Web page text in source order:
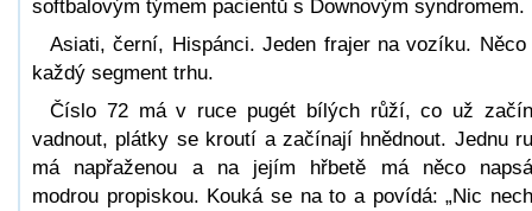
softbalovým týmem pacientů s Downovým syndromem.
Asiati, černí, Hispánci. Jeden frajer na vozíku. Něco
každý segment trhu.
Číslo 72 má v ruce pugét bílých růží, co už
vadnout, plátky se kroutí a začínají hnědnout. Jednu
má napřaženou a na jejím hřbetě má něco
modrou propiskou. Kouká se na to a povídá: „Nic